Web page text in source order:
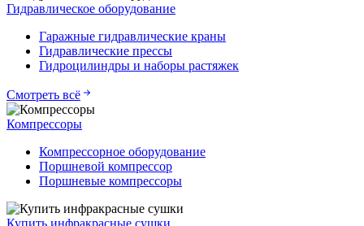
Гидравлическое оборудование
Гаражные гидравлические краны
Гидравлические прессы
Гидроцилиндры и наборы растяжек
Смотреть всё
Компрессоры
Компрессорное оборудование
Поршневой компрессор
Поршневые компрессоры
Купить инфракрасные сушки